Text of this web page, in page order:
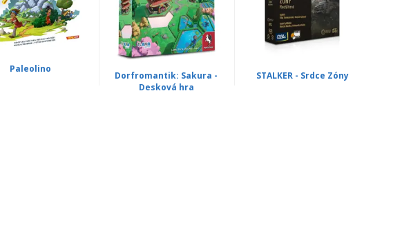
Paleolino
Dorfromantik: Sakura -
Desková hra
STALKER - Srdce Zóny